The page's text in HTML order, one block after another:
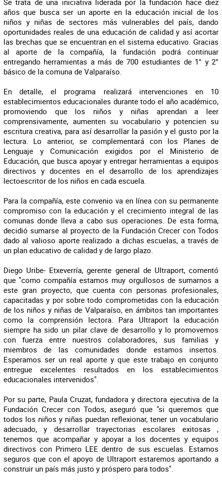
Se trata de una iniciativa liderada por la fundación hace diez
años que busca ser un aporte en la educación inicial de los
niños y niñas de sectores más vulnerables del país, dando
oportunidades reales de una educación de calidad y así acortar
las brechas que se encuentran en el sistema educativo. Gracias
al aporte de la compañía, la fundación podrá continuar
entregando herramientas a más de 700 estudiantes de 1° y 2°
básico de la comuna de Valparaíso.
En detalle, el programa realizará intervenciones en 10
establecimientos educacionales durante todo el año académico,
promoviendo que los niños y niñas aprendan a leer
comprensivamente, aumenten su vocabulario y potencien su
escritura creativa, para así desarrollar la pasión y el gusto por la
lectura. Lo anterior, se complementará con los Planes de
Lenguaje y Comunicación exigidos por el Ministerio de
Educación, que busca apoyar y entregar herramientas a equipos
directivos y docentes en el desarrollo de los aprendizajes
lectoescritor de los niños en cada escuela.
Para la compañía, este convenio va en línea con su permanente
compromiso con la educación y el crecimiento integral de las
comunas donde lleva a cabo sus operaciones. De esta forma,
decidió sumarse al proyecto de la Fundación Crecer con Todos
dado al valioso aporte realizado a dichas escuelas, a través de
un plan educativo de calidad y de largo plazo.
Diego Uribe- Etxeverría, gerente general de Ultraport, comentó
que "como compañía estamos muy orgullosos de sumarnos a
este gran proyecto, que cuenta con personas profesionales,
capacitadas y por sobre todo comprometidas con la educación
de los niños y niñas de Valparaíso, en ámbitos tan importantes
como la comprensión lectora. Para Ultraport la educación
siempre ha sido un pilar clave de desarrollo y lo promovemos
con fuerza entre nuestros colaboradores, sus familias y
miembros de las comunidades donde estamos insertos.
Esperamos ser un real aporte y que este trabajo en conjunto
entregue excelentes resultados en los establecimientos
educacionales intervenidos".
Por su parte, Paula Cruzat, fundadora y directora ejecutiva de la
Fundación Crecer con Todos, aseguró que "si queremos que
todos los niños y niñas puedan reflexionar, tener un vocabulario
adecuado, y desarrollar trayectorias escolares exitosas ,
tenemos que acompañar y apoyar a los docentes y equipos
directivos con Primero LEE dentro de sus escuelas. Estamos
seguros que con el apoyo de Ultraport estaremos aportando a
construir un país más justo y próspero para todos".